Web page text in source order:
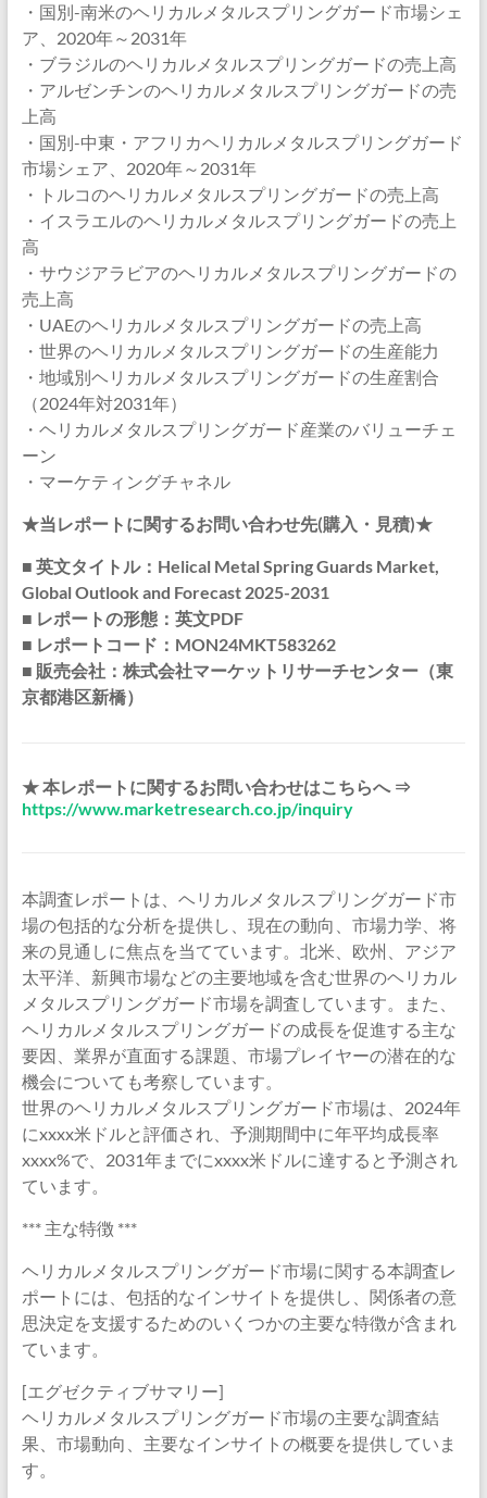
・国別-南米のヘリカルメタルスプリングガード市場シェ
ア、2020年～2031年
・ブラジルのヘリカルメタルスプリングガードの売上高
・アルゼンチンのヘリカルメタルスプリングガードの売
上高
・国別-中東・アフリカヘリカルメタルスプリングガード
市場シェア、2020年～2031年
・トルコのヘリカルメタルスプリングガードの売上高
・イスラエルのヘリカルメタルスプリングガードの売上
高
・サウジアラビアのヘリカルメタルスプリングガードの
売上高
・UAEのヘリカルメタルスプリングガードの売上高
・世界のヘリカルメタルスプリングガードの生産能力
・地域別ヘリカルメタルスプリングガードの生産割合
（2024年対2031年）
・ヘリカルメタルスプリングガード産業のバリューチェ
ーン
・マーケティングチャネル
★当レポートに関するお問い合わせ先(購入・見積)★
■ 英文タイトル：Helical Metal Spring Guards Market,
Global Outlook and Forecast 2025-2031
■ レポートの形態：英文PDF
■ レポートコード：MON24MKT583262
■ 販売会社：株式会社マーケットリサーチセンター（東
京都港区新橋）
★ 本レポートに関するお問い合わせはこちらへ ⇒
https://www.marketresearch.co.jp/inquiry
本調査レポートは、ヘリカルメタルスプリングガード市
場の包括的な分析を提供し、現在の動向、市場力学、将
来の見通しに焦点を当てています。北米、欧州、アジア
太平洋、新興市場などの主要地域を含む世界のヘリカル
メタルスプリングガード市場を調査しています。また、
ヘリカルメタルスプリングガードの成長を促進する主な
要因、業界が直面する課題、市場プレイヤーの潜在的な
機会についても考察しています。
世界のヘリカルメタルスプリングガード市場は、2024年
にxxxx米ドルと評価され、予測期間中に年平均成長率
xxxx%で、2031年までにxxxx米ドルに達すると予測され
ています。
*** 主な特徴 ***
ヘリカルメタルスプリングガード市場に関する本調査レ
ポートには、包括的なインサイトを提供し、関係者の意
思決定を支援するためのいくつかの主要な特徴が含まれ
ています。
[エグゼクティブサマリー]
ヘリカルメタルスプリングガード市場の主要な調査結
果、市場動向、主要なインサイトの概要を提供していま
す。